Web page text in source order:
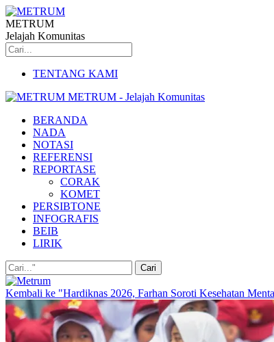
METRUM
Jelajah Komunitas
TENTANG KAMI
METRUM - Jelajah Komunitas
BERANDA
NADA
NOTASI
REFERENSI
REPORTASE
CORAK
KOMET
PERSIBTONE
INFOGRAFIS
BEIB
LIRIK
Kembali ke "Hardiknas 2026, Farhan Soroti Kesehatan